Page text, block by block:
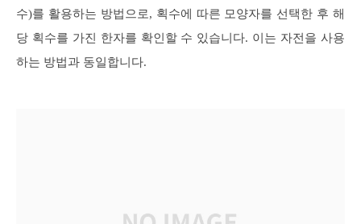
수)를 활용하는 방법으로, 획수에 따른 모양자를 선택한 후 해
당 획수를 가진 한자를 확인할 수 있습니다. 이는 자전을 사용
하는 방법과 동일합니다.